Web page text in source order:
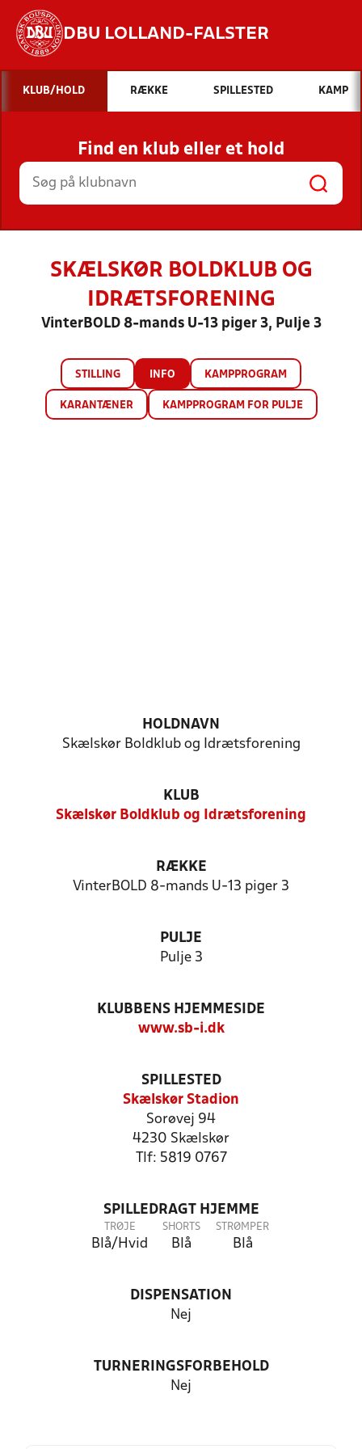
DBU LOLLAND-FALSTER
Hvad vil du søge efter?
INDHOLD OG NYHEDER
STILLINGER, RESULTATER, KLUBBER OG
HOLD
KLUB/HOLD RÆKKE SPILLESTED KAMP
Find en klub eller et hold
SKÆLSKØR BOLDKLUB OG
IDRÆTSFORENING
VinterBOLD 8-mands U-13 piger 3, Pulje 3
STILLING INFO KAMPPROGRAM
KARANTÆNER KAMPPROGRAM FOR PULJE
HOLDNAVN
Skælskør Boldklub og Idrætsforening
KLUB
Skælskør Boldklub og Idrætsforening
RÆKKE
VinterBOLD 8-mands U-13 piger 3
PULJE
Pulje 3
KLUBBENS HJEMMESIDE
www.sb-i.dk
SPILLESTED
Skælskør Stadion
Sorøvej 94
4230 Skælskør
Tlf: 5819 0767
SPILLEDRAGT HJEMME
TRØJE
Blå/Hvid
SHORTS
Blå
STRØMPER
Blå
DISPENSATION
Nej
TURNERINGSFORBEHOLD
Nej